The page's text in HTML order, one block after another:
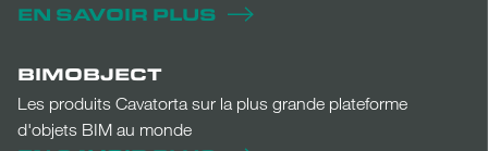
EN SAVOIR PLUS
BIMOBJECT
Les produits Cavatorta sur la plus grande plateforme
d'objets BIM au monde